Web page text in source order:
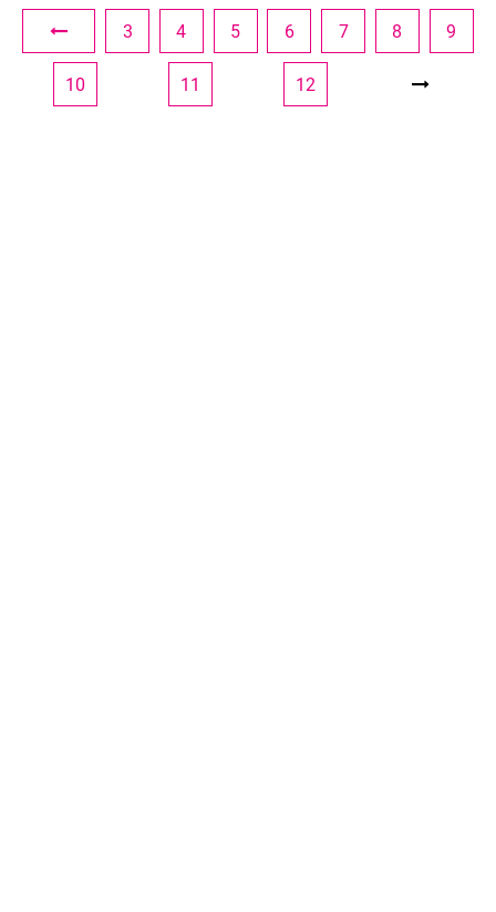
3 4 5 6 7 8 9
10 11 12